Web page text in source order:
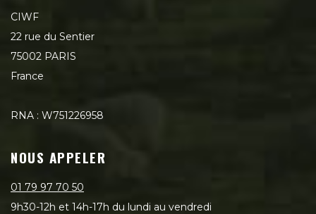
CIWF
22 rue du Sentier
75002 PARIS
France
RNA : W751226958
NOUS APPELER
01 79 97 70 50
9h30-12h et 14h-17h du lundi au vendredi